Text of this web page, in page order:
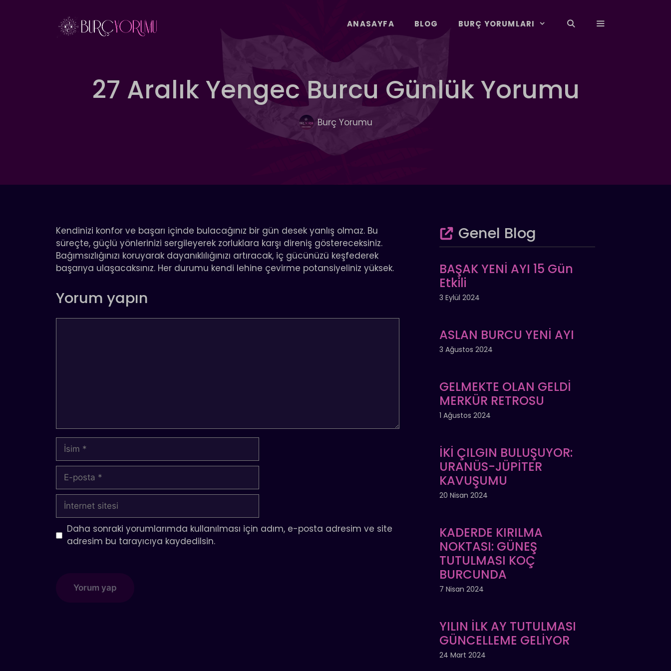
ANASAYFA BLOG BURÇ YORUMLARI
27 Aralık Yengec Burcu Günlük Yorumu
Burç Yorumu
Kendinizi konfor ve başarı içinde bulacağınız bir gün desek yanlış olmaz. Bu
süreçte, güçlü yönlerinizi sergileyerek zorluklara karşı direniş göstereceksiniz.
Bağımsızlığınızı koruyarak dayanıklılığınızı artıracak, iç gücünüzü keşfederek
başarıya ulaşacaksınız. Her durumu kendi lehine çevirme potansiyeliniz yüksek.
Yorum yapın
İsim
posta
İnternet
sitesi
Daha sonraki yorumlarımda kullanılması için adım, e-posta adresim ve site
adresim bu tarayıcıya kaydedilsin.
Genel Blog
BAŞAK YENİ AYI 15 Gün
Etkili
3 Eylül 2024
ASLAN BURCU YENİ AYI
3 Ağustos 2024
GELMEKTE OLAN GELDİ
MERKÜR RETROSU
1 Ağustos 2024
İKİ ÇILGIN BULUŞUYOR:
URANÜS-JÜPİTER
KAVUŞUMU
20 Nisan 2024
KADERDE KIRILMA
NOKTASI: GÜNEŞ
TUTULMASI KOÇ
BURCUNDA
7 Nisan 2024
YILIN İLK AY TUTULMASI
GÜNCELLEME GELİYOR
24 Mart 2024